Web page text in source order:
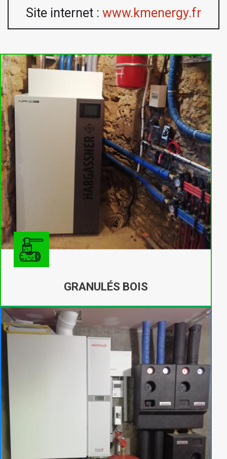
Site internet : www.kmenergy.fr
GRANULÉS BOIS